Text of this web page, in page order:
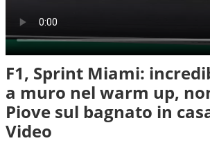
F1, Sprint Miami:
a muro nel warm up,
Piove sul bagnato in
Video